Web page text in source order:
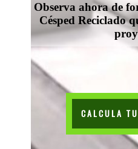
Observa ahora de
Césped Reciclado
CALCULA